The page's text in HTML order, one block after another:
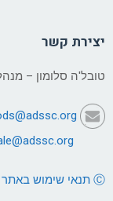
יצירת קשר
טובל'ה סלומון –
adssc.org
Ⓒ תנאי שימוש באתר